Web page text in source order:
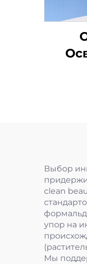
Выбор
clean
упор на
Мы